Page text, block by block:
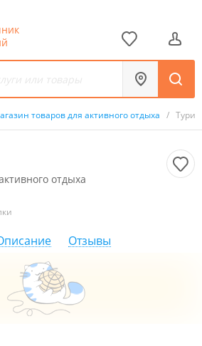
товаров для активного отдыха /
отдыха
Отзывы
Полетаева, 6Д